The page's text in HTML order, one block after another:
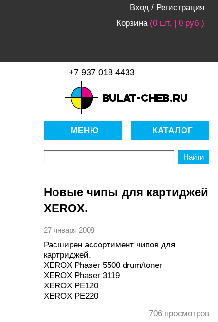
Вход / Регистрация
Корзина (0 шт. | 0 руб.)
материалы для копировально-
множительной техники
+7 937 018 4433
МЕНЮ КАТАЛОГ
Новые чипы для картиджей
XEROX.
27 января 2008
Расширен ассортимент чипов для
картриджей.
XEROX Phaser 5500 drum/toner
XEROX Phaser 3119
XEROX PE120
XEROX PE220
706 просмотров